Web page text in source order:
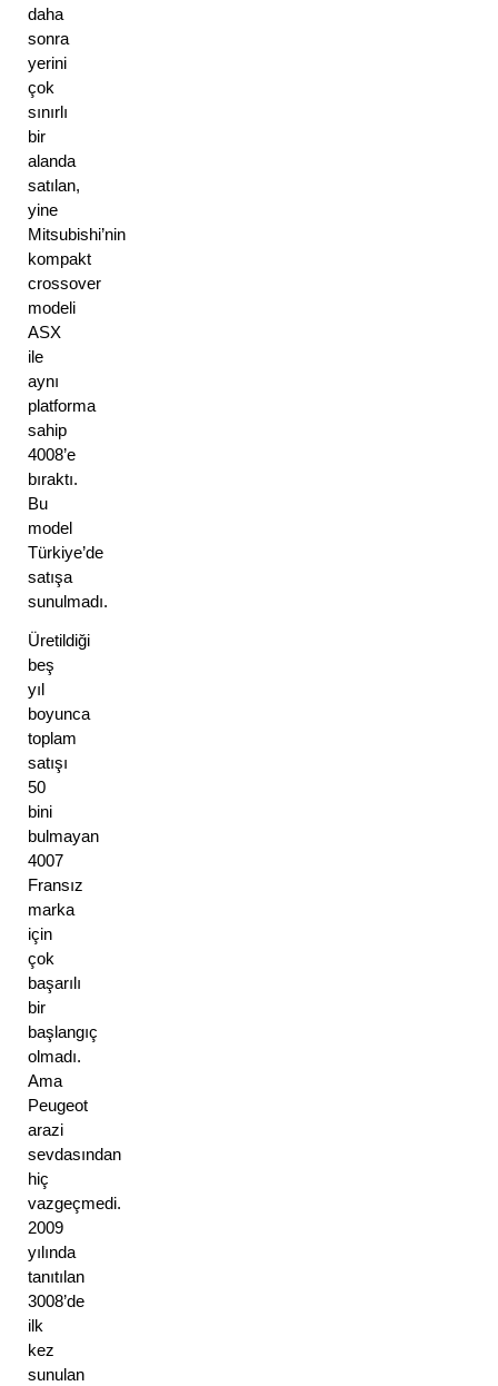
daha
sonra
yerini
çok
sınırlı
bir
alanda
satılan,
yine
Mitsubishi’nin
kompakt
crossover
modeli
ASX
ile
aynı
platforma
sahip
4008’e
bıraktı.
Bu
model
Türkiye’de
satışa
Üretildiği
beş
yıl
boyunca
toplam
satışı
50
bini
bulmayan
4007
Fransız
marka
için
çok
başarılı
bir
başlangıç
olmadı.
Ama
Peugeot
arazi
sevdasından
hiç
vazgeçmedi.
2009
yılında
tanıtılan
3008’de
ilk
kez
sunulan